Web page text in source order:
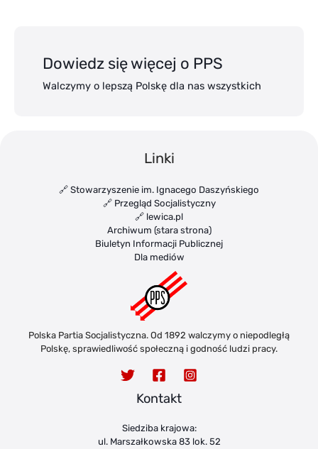
Dowiedz się więcej o PPS
Walczymy o lepszą Polskę dla nas wszystkich
Linki
🔗 Stowarzyszenie im. Ignacego Daszyńskiego
🔗 Przegląd Socjalistyczny
🔗 lewica.pl
Archiwum (stara strona)
Biuletyn Informacji Publicznej
Dla mediów
Polska Partia Socjalistyczna. Od 1892 walczymy o niepodległą
Polskę, sprawiedliwość społeczną i godność ludzi pracy.
Kontakt
Siedziba krajowa:
ul. Marszałkowska 83 lok. 52